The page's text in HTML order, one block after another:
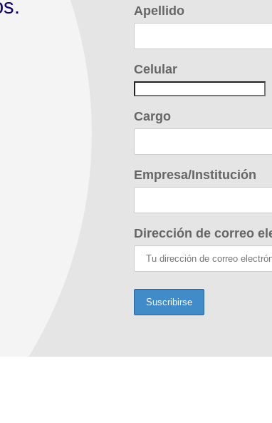
Apellido
Celular
Cargo
Empresa/Institución
Dirección de correo